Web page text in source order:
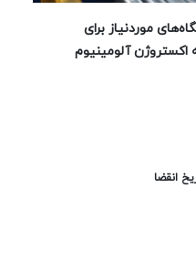
موردنیاز برای
اکستروژن آلومینیوم
انقضا